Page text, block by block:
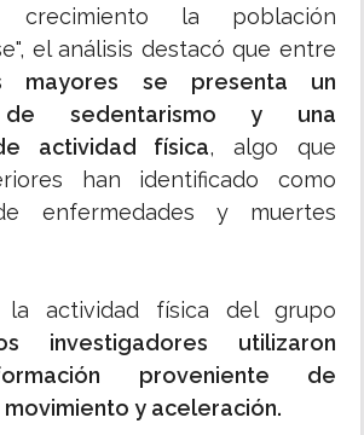
crecimiento la población
el análisis destacó que entre
mayores se presenta un
de sedentarismo y una
actividad física, algo que
han identificado como
enfermedades y muertes
la actividad física del grupo
investigadores utilizaron
proveniente de
y aceleración.